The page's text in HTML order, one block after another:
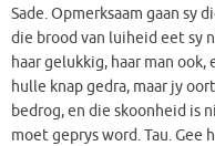
Sade. Opmerksaam gaan sy
die brood van luiheid eet sy
haar gelukkig, haar man
hulle knap gedra, maar jy
bedrog, en die skoonheid is
moet geprys word. Tau. Gee